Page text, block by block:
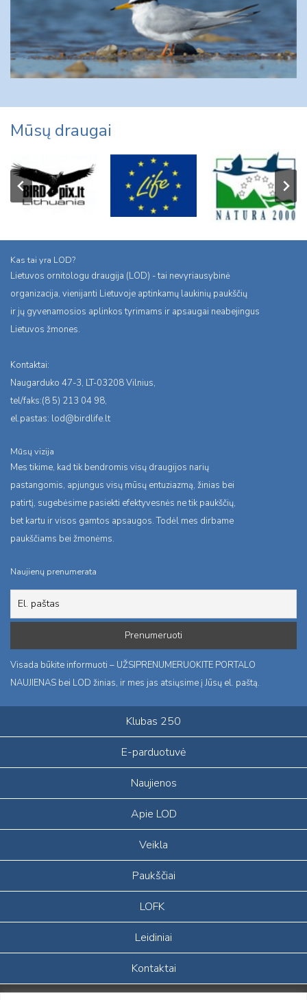
Mūsų draugai
Kas tai yra LOD?
Lietuvos ornitologu draugija (LOD) - tai nevyriausybinė
organizacija, vienijanti Lietuvoje aptinkamų laukinių paukščių
ir jų gyvenamosios aplinkos tyrimams ir apsaugai neabejingus
Lietuvos žmones.
Kontaktai:
Naugarduko 47-3, LT-03208 Vilnius,
tel/faks:(8 5) 213 04 98,
el.pastas: lod@birdlife.lt
Mūsų vizija
Mes tikime, kad tik bendromis visų draugijos narių
pastangomis, apjungus visų mūsų entuziazmą, žinias bei
patirtį, sugebėsime pasiekti efektyvesnės ne tik paukščių,
bet kartu ir visos gamtos apsaugos. Todėl mes dirbame
paukščiams bei žmonėms.
Naujienų prenumerata
Visada būkite informuoti – UŽSIPRENUMERUOKITE PORTALO
NAUJIENAS bei LOD žinias, ir mes jas atsiųsime į Jūsų el. paštą.
Klubas 250
E-parduotuvė
Naujienos
Apie LOD
Veikla
Paukščiai
LOFK
Leidiniai
Kontaktai